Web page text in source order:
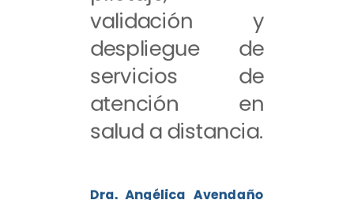
validación y
despliegue de
servicios de
atención en
salud a distancia.
Dra. Angélica Avendaño